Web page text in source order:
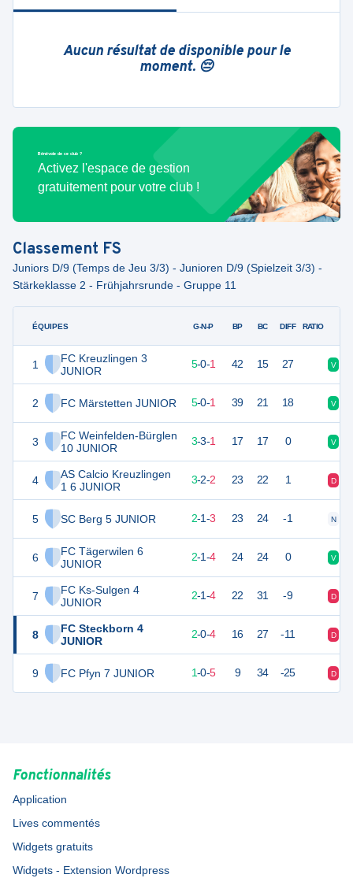
Aucun résultat de disponible pour le
moment. 😔
Bénévole de ce club ?
Activez l'espace de gestion
gratuitement pour votre club !
Classement FS
Juniors D/9 (Temps de Jeu 3/3) - Junioren D/9 (Spielzeit 3/3) -
Stärkeklasse 2 - Frühjahrsrunde - Gruppe 11
ÉQUIPES
1
FC Kreuzlingen 3
JUNIOR
2 FC Märstetten JUNIOR
3
FC Weinfelden-Bürglen
10 JUNIOR
4
AS Calcio Kreuzlingen
1 6 JUNIOR
5 SC Berg 5 JUNIOR
6
FC Tägerwilen 6
JUNIOR
7
FC Ks-Sulgen 4
JUNIOR
8
FC Steckborn 4
JUNIOR
9 FC Pfyn 7 JUNIOR
G-N-P BP BC DIFF RATIO
15 5-0-1 42 15 27 V
15 6 5-0-1 39 21 18 V
12 7 3-3-1 17 17 0 V
11 7 3-2-2 23 22 1 D
7 2-1-3 23 24 -1 N
7 2-1-4 24 24 0 V
2-1-4 22 31 -9 D
6 2-0-4 16 27 -11 D
3 1-0-5 9 34 -25 D
Fonctionnalités
Application
Lives commentés
Widgets gratuits
Widgets - Extension Wordpress